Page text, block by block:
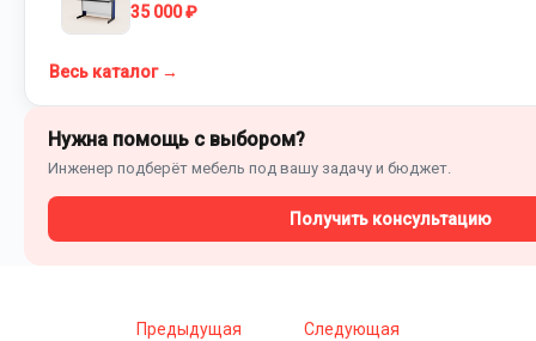
35 000 ₽
Весь каталог →
Нужна помощь с выбором?
Инженер подберёт мебель под вашу задачу и бюджет.
Получить консультацию
Предыдущая Следующая